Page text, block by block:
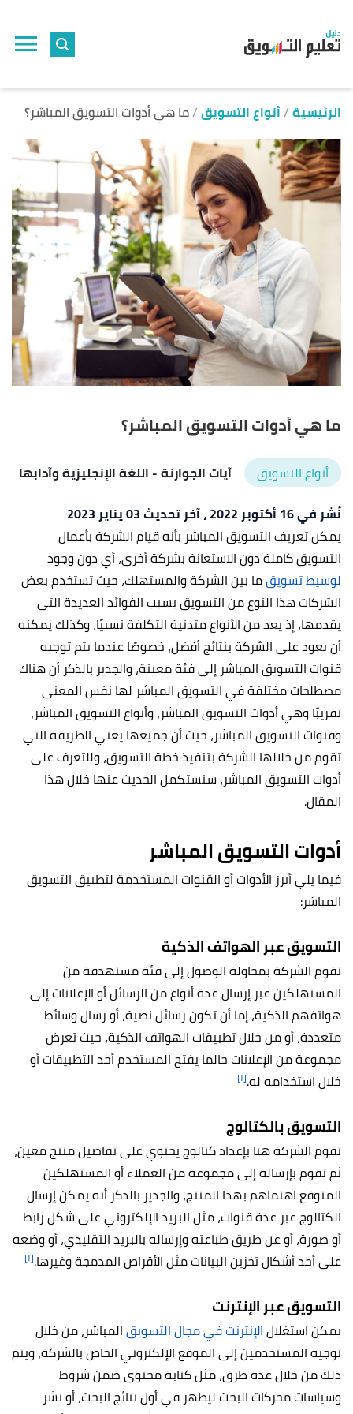
الرئيسية أنواع التسويق ما هي أدوات التسويق المباشر؟
ما هي أدوات التسويق المباشر؟
أنواع التسويق آيات الجوارنة- اللغة الإنجليزية وآدابها
نُشر في 16 أكتوبر 2022
، آخر تحديث 03 يناير 2023
يمكن تعريف التسويق المباشر بأنه قيام الشركة بأعمال
التسويق كاملة دون الاستعانة بشركة أخرى، أي دون وجود
لوسيط تسويقما بين الشركة والمستهلك، حيث تستخدم بعض
الشركات هذا النوع من التسويق بسبب الفوائد العديدة التي
يقدمها، إذ يعد من الأنواع متدنية التكلفة نسبيًا، وكذلك يمكنه
أن يعود على الشركة بنتائج أفضل، خصوصًا عندما يتم توجيه
قنوات التسويق المباشر إلى فئة معينة، والجدير بالذكر أن هناك
مصطلحات مختلفة في التسويق المباشر لها نفس المعنى
تقريبًا وهي أدوات التسويق المباشر، وأنواع التسويق المباشر،
وقنوات التسويق المباشر، حيث أن جميعها يعني الطريقة التي
تقوم من خلالها الشركة بتنفيذ خطة التسويق، وللتعرف على
أدوات التسويق المباشر، سنستكمل الحديث عنها خلال هذا
المقال.
أدوات التسويق المباشر
فيما يلي أبرز الأدوات أو القنوات المستخدمة لتطبيق التسويق
المباشر:
التسويق عبر الهواتف الذكية
تقوم الشركة بمحاولة الوصول إلى فئة مستهدفة من
المستهلكين عبر إرسال عدة أنواع من الرسائل أو الإعلانات إلى
هواتفهم الذكية، إما أن تكون رسائل نصية، أو رسال وسائط
متعددة، أو من خلال تطبيقات الهواتف الذكية، حيث تعرض
مجموعة من الإعلانات حالما يفتح المستخدم أحد التطبيقات أو
خلال استخدامه له.[١]
التسويق بالكتالوج
تقوم الشركة هنا بإعداد كتالوج يحتوي على تفاصيل منتج معين،
ثم تقوم بإرساله إلى مجموعة من العملاء أو المستهلكين
المتوقع اهتماهم بهذا المنتج، والجدير بالذكر أنه يمكن إرسال
الكتالوج عبر عدة قنوات، مثل البريد الإلكتروني على شكل رابط
أو صورة، أو عن طريق طباعته وإرساله بالبريد التقليدي، أو وضعه
على أحد أشكال تخزين البيانات مثل الأقراص المدمجة وغيرها.[١]
التسويق عبر الإنترنت
يمكن استغلالالإنترنت في مجال التسويقالمباشر، من خلال
توجيه المستخدمين إلى الموقع الإلكتروني الخاص بالشركة، ويتم
ذلك من خلال عدة طرق، مثل كتابة محتوى ضمن شروط
وسياسات محركات البحث ليظهر في أول نتائج البحث، أو نشر